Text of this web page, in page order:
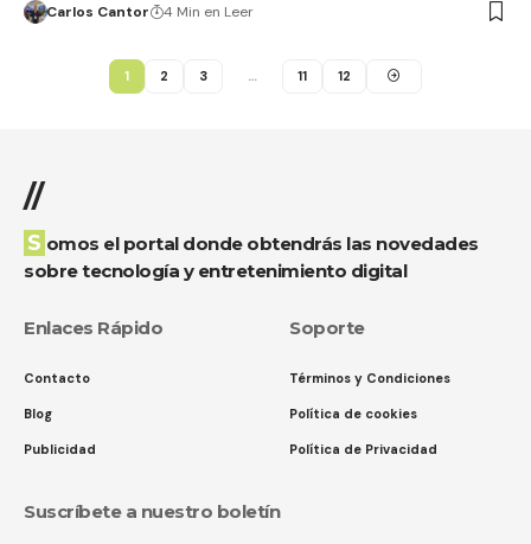
Carlos Cantor 4 Min en Leer
1 2 3 … 11 12
//
Somos el portal donde obtendrás las novedades
sobre tecnología y entretenimiento digital
Enlaces Rápido
Contacto
Blog
Publicidad
Soporte
Términos y Condiciones
Política de cookies
Política de Privacidad
Suscríbete a nuestro boletín